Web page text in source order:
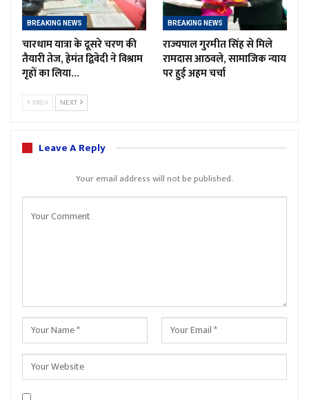
BREAKING NEWS
चारधाम यात्रा के दूसरे चरण की
तैयारी तेज, हेमंत द्विवेदी ने विश्राम
गृहों का लिया…
BREAKING NEWS
राज्यपाल गुरमीत सिंह से मिले
रामदास आठवले, सामाजिक न्याय
पर हुई अहम चर्चा
PREV NEXT
Leave A Reply
Your email address will not be published.